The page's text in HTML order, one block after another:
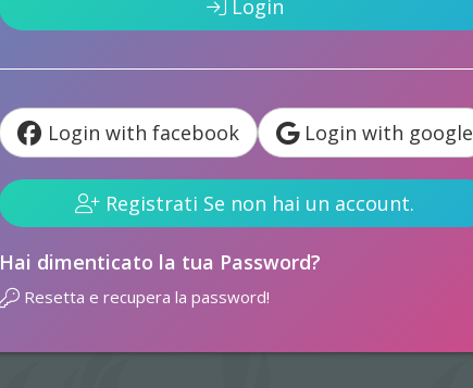
Login
Login with facebook Login with google
Registrati Se non hai un account.
Hai dimenticato la tua Password?
Resetta e recupera la password!